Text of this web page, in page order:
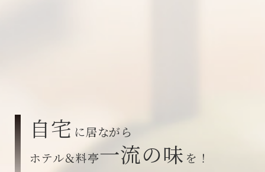
自宅 に居ながら
ホテル＆料亭一流の味 を！